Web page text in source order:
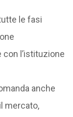
le fasi
con l’istituzione
anche
mercato,